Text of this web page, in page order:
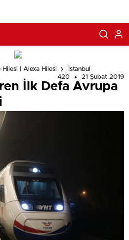
| Alexa Hilesi
İstanbul
420
21 Şubat 2019
İlk Defa Avrupa